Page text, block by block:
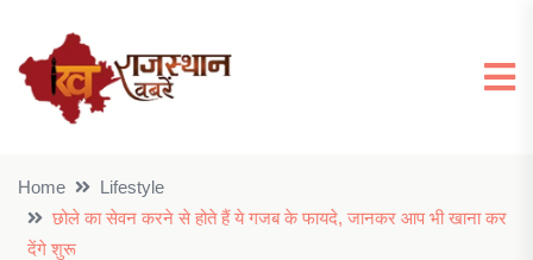
Home
Lifestyle
छोले का सेवन करने से होते हैं ये गजब के फायदे, जानकर आप भी खाना कर
देंगे शुरू